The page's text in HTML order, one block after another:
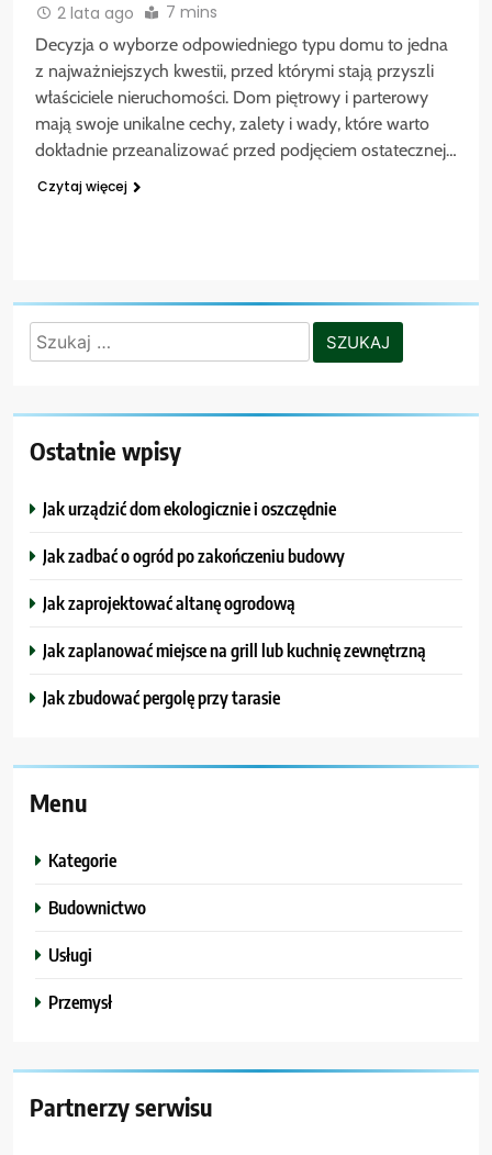
2 lata ago 7 mins
Decyzja o wyborze odpowiedniego typu domu to jedna
z najważniejszych kwestii, przed którymi stają przyszli
właściciele nieruchomości. Dom piętrowy i parterowy
mają swoje unikalne cechy, zalety i wady, które warto
dokładnie przeanalizować przed podjęciem ostatecznej…
Czytaj więcej
Szukaj:
Ostatnie wpisy
Jak urządzić dom ekologicznie i oszczędnie
Jak zadbać o ogród po zakończeniu budowy
Jak zaprojektować altanę ogrodową
Jak zaplanować miejsce na grill lub kuchnię zewnętrzną
Jak zbudować pergolę przy tarasie
Menu
Kategorie
Budownictwo
Usługi
Przemysł
Partnerzy serwisu